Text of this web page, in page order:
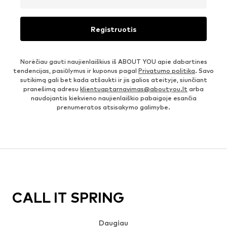
Registruotis
Norėčiau gauti naujienlaiškius iš ABOUT YOU apie dabartines
tendencijas, pasiūlymus ir kuponus pagal Privatumo politika. Savo
sutikimą gali bet kada atšaukti ir jis galios ateityje, siunčiant
pranešimą adresu klientuaptarnavimas@aboutyou.lt arba
naudojantis kiekvieno naujienlaiškio pabaigoje esančia
prenumeratos atsisakymo galimybe.
CALL IT SPRING
Daugiau